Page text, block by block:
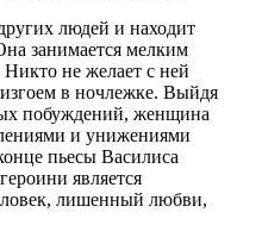
людей и находит
занимается мелким
не желает с ней
в ночлежке. Выйдя
побуждений, женщина
и унижениями
пьесы Василиса
является
лишенный любви,